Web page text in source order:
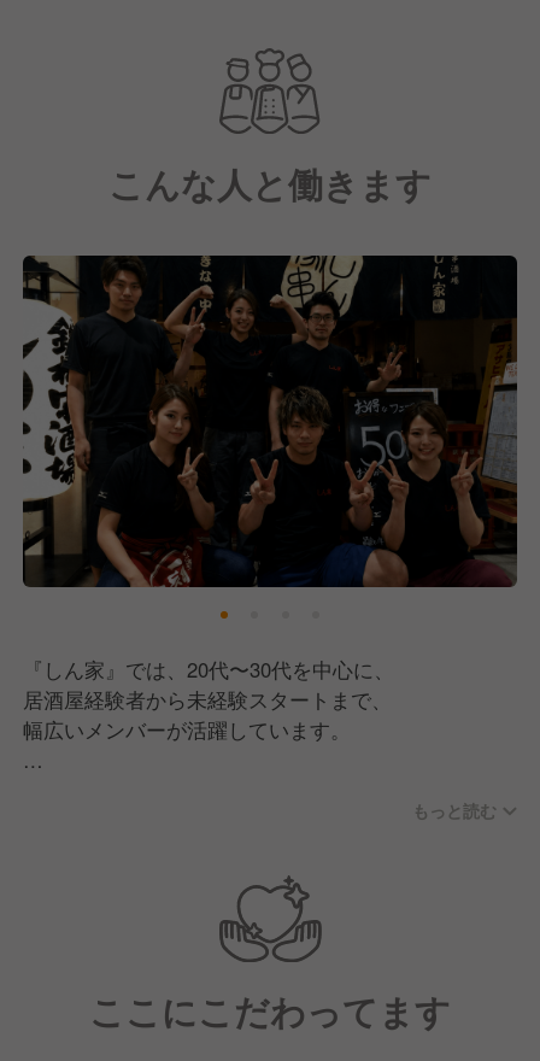
鉄板で焼き上げる創作串を中心に、
気軽に楽しめる一品料理やお酒をご提供しています。
仕事帰りの会社員の方や常連さんを中心に、
若い方からご年配の方まで幅広いお客様にご来店いた
『また来たくなる居酒屋づくり』
チェーン店のようなマニュアルだけではなく、
お客様との会話や距離感を大切にしているのが当店の
特徴。
「今日のおすすめ何？」
「この前のアレ美味しかった！」など、
常連さんとのやり取りも日常の一コマです。
“うまい・やすい・元気”を本気で届ける。
そんな居酒屋を、みんなで創っています！
こんな人と働きます
『しん家』では、20代〜30代を中心に、
居酒屋経験者から未経験スタートまで、
幅広いメンバーが活躍しています。
という気持ちを持っていること。
スタッフ同士の距離も近く、
営業中はもちろん、イベント企画や新メニュー開発な
みんなで意見を出し合いながら進めています。
もっと読む
ここにこだわってます